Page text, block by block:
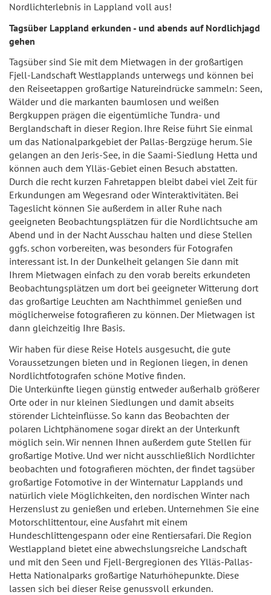
Nordlichterlebnis in Lappland voll aus!
Tagsüber Lappland erkunden - und abends auf Nordlichjagd
gehen
Tagsüber sind Sie mit dem Mietwagen in der großartigen
Fjell-Landschaft Westlapplands unterwegs und können bei
den Reiseetappen großartige Natureindrücke sammeln: Seen,
Wälder und die markanten baumlosen und weißen
Bergkuppen prägen die eigentümliche Tundra- und
Berglandschaft in dieser Region. Ihre Reise führt Sie einmal
um das Nationalparkgebiet der Pallas-Bergzüge herum. Sie
gelangen an den Jeris-See, in die Saami-Siedlung Hetta und
können auch dem Ylläs-Gebiet einen Besuch abstatten.
Durch die recht kurzen Fahretappen bleibt dabei viel Zeit für
Erkundungen am Wegesrand oder Winteraktivitäten. Bei
Tageslicht können Sie außerdem in aller Ruhe nach
geeigneten Beobachtungsplätzen für die Nordlichtsuche am
Abend und in der Nacht Ausschau halten und diese Stellen
ggfs. schon vorbereiten, was besonders für Fotografen
interessant ist. In der Dunkelheit gelangen Sie dann mit
Ihrem Mietwagen einfach zu den vorab bereits erkundeten
Beobachtungsplätzen um dort bei geeigneter Witterung dort
das großartige Leuchten am Nachthimmel genießen und
möglicherweise fotografieren zu können. Der Mietwagen ist
dann gleichzeitig Ihre Basis.
Wir haben für diese Reise Hotels ausgesucht, die gute
Voraussetzungen bieten und in Regionen liegen, in denen
Nordlichtfotografen schöne Motive finden.
Die Unterkünfte liegen günstig entweder außerhalb größerer
Orte oder in nur kleinen Siedlungen und damit abseits
störender Lichteinflüsse. So kann das Beobachten der
polaren Lichtphänomene sogar direkt an der Unterkunft
möglich sein. Wir nennen Ihnen außerdem gute Stellen für
großartige Motive. Und wer nicht ausschließlich Nordlichter
beobachten und fotografieren möchten, der findet tagsüber
großartige Fotomotive in der Winternatur Lapplands und
natürlich viele Möglichkeiten, den nordischen Winter nach
Herzenslust zu genießen und erleben. Unternehmen Sie eine
Motorschlittentour, eine Ausfahrt mit einem
Hundeschlittengespann oder eine Rentiersafari. Die Region
Westlappland bietet eine abwechslungsreiche Landschaft
und mit den Seen und Fjell-Bergregionen des Ylläs-Pallas-
Hetta Nationalparks großartige Naturhöhepunkte. Diese
lassen sich bei dieser Reise genussvoll erkunden.